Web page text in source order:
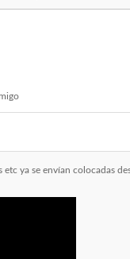
ya se envían colocadas